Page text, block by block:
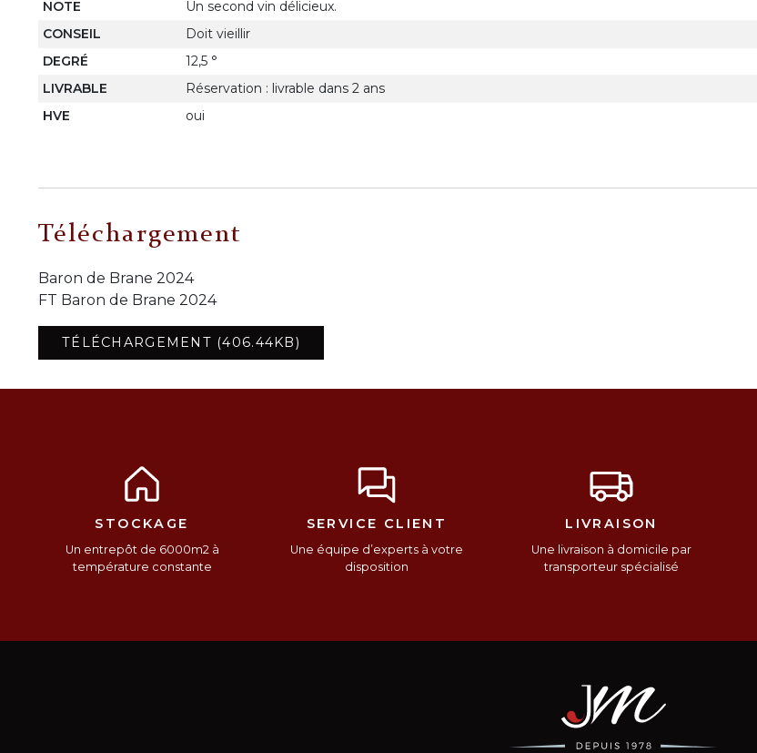
NOTE
Un second vin délicieux.
CONSEIL
Doit vieillir
DEGRÉ
12,5 °
LIVRABLE
Réservation : livrable dans 2 ans
HVE
oui
Téléchargement
Baron de Brane 2024
FT Baron de Brane 2024
TÉLÉCHARGEMENT (406.44KB)
STOCKAGE
Un entrepôt de 6000m2 à
température constante
SERVICE CLIENT
Une équipe d’experts à votre
disposition
LIVRAISON
Une livraison à domicile par
transporteur spécialisé